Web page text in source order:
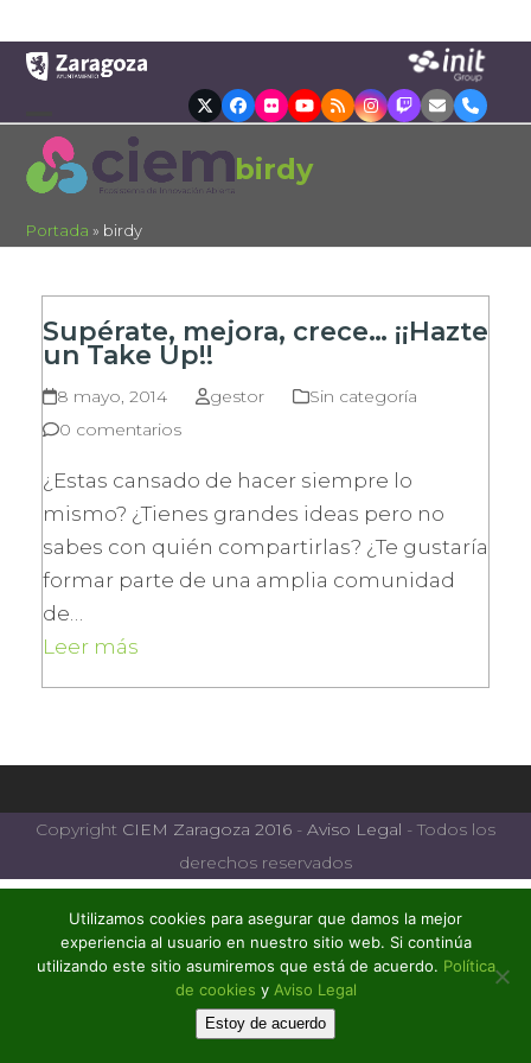
to
content
TwitterFacebook
FlickrYouTube
RSSInstagram
TwitchCorreo
electrónico
Open
mobile
menu
Close
mobile
menu
birdy
Portada » birdy
Supérate, mejora, crece… ¡¡Hazte
un Take Up!!
8 mayo, 2014 gestor
Sin categoría
0 comentarios
¿Estas cansado de hacer siempre lo
mismo? ¿Tienes grandes ideas pero no
sabes con quién compartirlas? ¿Te gustaría
formar parte de una amplia comunidad
de…
Leer más
Copyright CIEM Zaragoza 2016 - Aviso Legal - Todos los
derechos reservados
Utilizamos cookies para asegurar que damos la mejor
experiencia al usuario en nuestro sitio web. Si continúa
utilizando este sitio asumiremos que está de acuerdo. Política
de cookies y Aviso Legal
Estoy de acuerdo